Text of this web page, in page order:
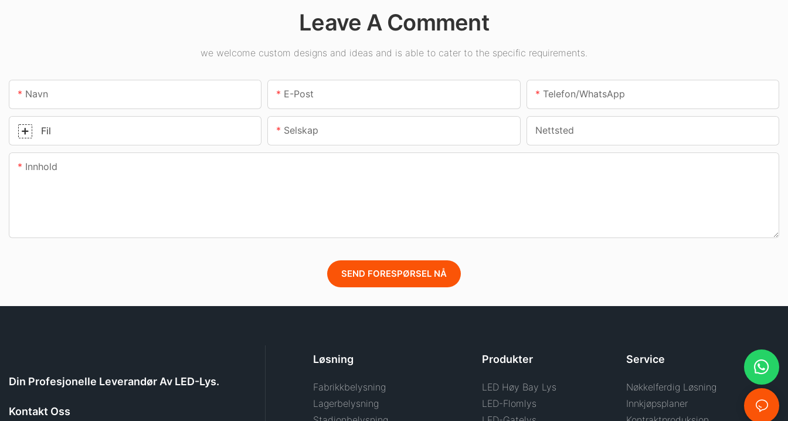
Leave A Comment
we welcome custom designs and ideas and is able to cater to the specific requirements.
Navn E-Post Telefon/whatsApp
Fil Selskap Nettsted
Innhold
SEND FORESPØRSEL NÅ
Din Profesjonelle Leverandør Av LED-Lys.
Kontakt Oss
Løsning
Fabrikkbelysning
Lagerbelysning
Produkter
LED Høy Bay Lys
LED-Flomlys
Service
Nøkkelferdig Løsning
Innkjøpsplaner